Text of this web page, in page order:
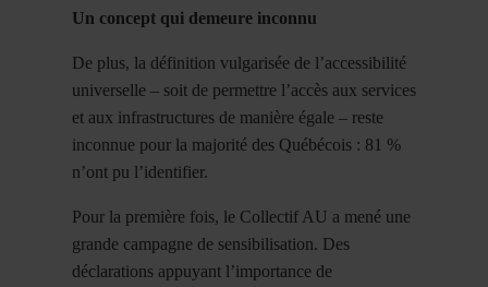
Un concept qui demeure inconnu
De plus, la définition vulgarisée de l’accessibilité
universelle – soit de permettre l’accès aux services
et aux infrastructures de manière égale – reste
inconnue pour la majorité des Québécois : 81 %
n’ont pu l’identifier.
Pour la première fois, le Collectif AU a mené une
grande campagne de sensibilisation. Des
déclarations appuyant l’importance de